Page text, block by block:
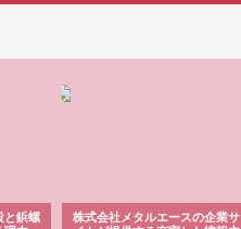
と鋲螺
株式会社メタルエースの企業サ